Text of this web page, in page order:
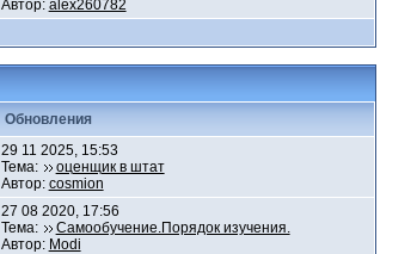
Автор: alex260782
Обновления
29 11 2025, 15:53
Тема:
оценщик в штат
Автор: cosmion
27 08 2020, 17:56
Тема:
Самообучение.Порядок изучения.
Автор: Modi